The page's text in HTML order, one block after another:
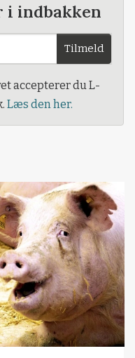
i indbakken
Tilmeld
accepterer du L-
Læs den her.